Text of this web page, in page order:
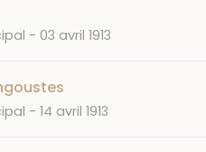
DATE
03 avril 1913
DATE
14 avril 1913